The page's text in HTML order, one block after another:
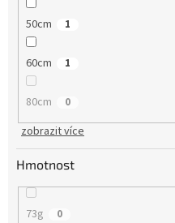
50cm 1
60cm 1
80cm 0
zobrazit více
Hmotnost
73g 0